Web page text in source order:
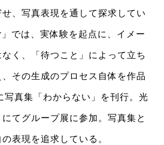
、写真表現を通して探求してい
では、実体験を起点に、イメー
く、「待つこと」によって立ち
その生成のプロセス自体を作品
写真集「わからない」を刊行。光
てグループ展に参加。写真集と
表現を追求している。